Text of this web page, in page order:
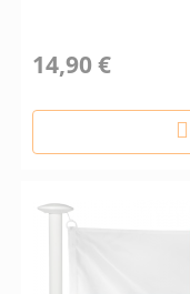
14,90 €